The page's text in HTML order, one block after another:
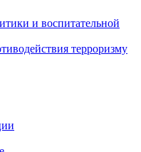
и воспитательной
терроризму